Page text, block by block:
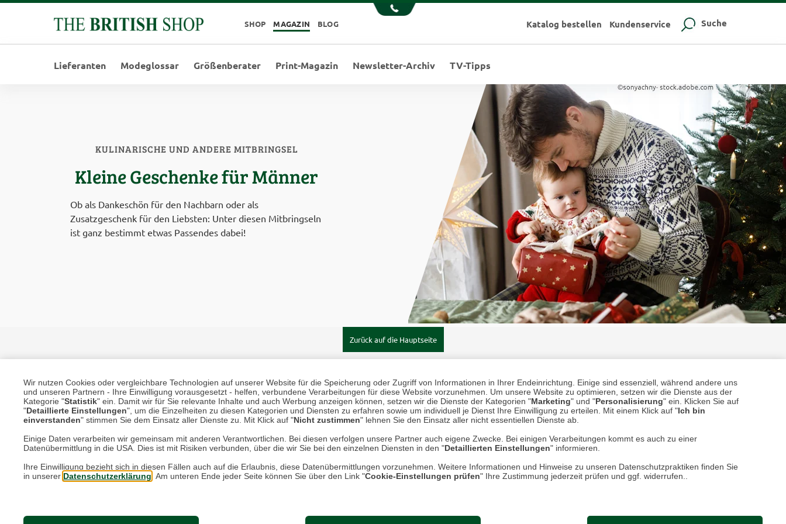
Wir nutzen Cookies oder vergleichbare Technologien auf unserer Website für die Speicherung oder Zugriff von Informationen in Ihrer Endeinrichtung. Einige sind essenziell, während andere uns
und unseren Partnern - Ihre Einwilligung vorausgesetzt - helfen, verbundene Verarbeitungen für diese Website vorzunehmen. Um unsere Website zu optimieren, setzen wir die Dienste aus der
Kategorie "Statistik" ein. Damit wir für Sie relevante Inhalte und auch Werbung anzeigen können, setzen wir die Dienste der Kategorien "Marketing" und "Personalisierung" ein. Klicken Sie auf
"Detaillierte Einstellungen", um die Einzelheiten zu diesen Kategorien und Diensten zu erfahren sowie um individuell je Dienst Ihre Einwilligung zu erteilen. Mit einem Klick auf "Ich bin
einverstanden" stimmen Sie dem Einsatz aller Dienste zu. Mit Klick auf "Nicht zustimmen" lehnen Sie den Einsatz aller nicht essentiellen Dienste ab.
Einige Daten verarbeiten wir gemeinsam mit anderen Verantwortlichen. Bei diesen verfolgen unsere Partner auch eigene Zwecke. Bei einigen Verarbeitungen kommt es auch zu einer
Datenübermittlung in die USA. Dies ist mit Risiken verbunden, über die wir Sie bei den einzelnen Diensten in den "Detaillierten Einstellungen" informieren.
Ihre Einwilligung bezieht sich in diesen Fällen auch auf die Erlaubnis, diese Datenübermittlungen vorzunehmen. Weitere Informationen und Hinweise zu unseren Datenschutzpraktiken finden Sie
in unserer Datenschutzerklärung . Am unteren Ende jeder Seite können Sie über den Link "Cookie-Einstellungen prüfen" Ihre Zustimmung jederzeit prüfen und ggf. widerrufen..
SHOP MAGAZIN BLOG Katalog bestellen Kundenservice Suche
Lieferanten Modeglossar Größenberater Print-Magazin Newsletter-Archiv TV-Tipps
KULINARISCHE UND ANDERE MITBRINGSEL
Kleine Geschenke für Männer
Ob als Dankeschön für den Nachbarn oder als
Zusatzgeschenk für den Liebsten: Unter diesen Mitbringseln
ist ganz bestimmt etwas Passendes dabei!
Zurück auf die Hauptseite
Datenschutz Impressum Kontakt
* Preise inkl. ges. MwSt. / zzgl. Versandkosten